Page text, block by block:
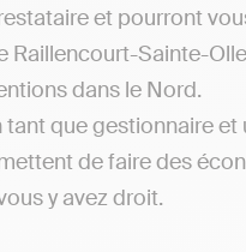
et pourront
Sainte-
dans le Nord.
tant que gestionnaire
de faire des
y avez droit.